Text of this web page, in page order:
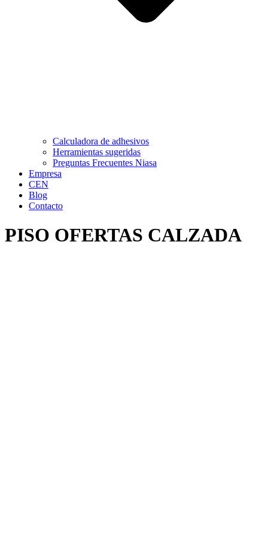
Calculadora de adhesivos
Herramientas sugeridas
Preguntas Frecuentes Niasa
Empresa
CEN
Blog
Contacto
PISO OFERTAS CALZADA